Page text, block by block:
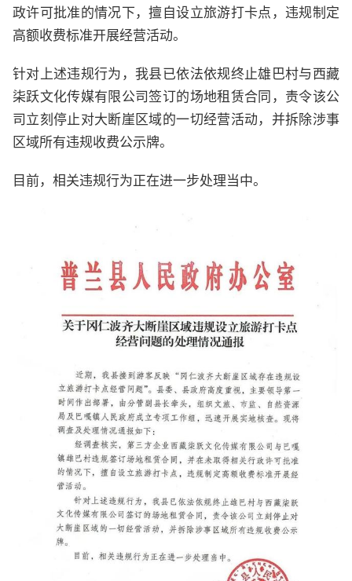
政许可批准的情况下，擅自设立旅游打卡点，违规制定
高额收费标准开展经营活动。
针对上述违规行为，我县已依法依规终止雄巴村与西藏
柒跃文化传媒有限公司签订的场地租赁合同，责令该公
司立刻停止对大断崖区域的一切经营活动，并拆除涉事
区域所有违规收费公示牌。
目前，相关违规行为正在进一步处理当中。